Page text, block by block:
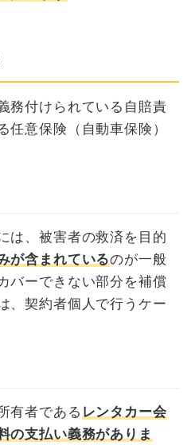
務付けられている自賠責
任意保険（自動車保険）
は、被害者の救済を目的
が含まれているのが一般
バーできない部分を補償
、契約者個人で行うケー
有者である レンタカー会
の支払い義務がありま